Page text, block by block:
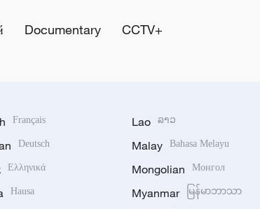
Documentary CCTV+
Français
Deutsch
Ελληνικά
Hausa
Lao ລາວ
Malay Bahasa Melayu
Mongolian Монгол
Myanmar မြန်မာဘာသာ